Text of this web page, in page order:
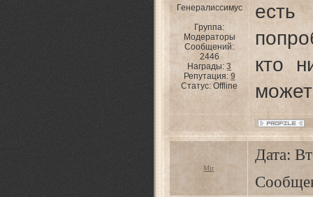
Генералиссимус
Группа:
Модераторы
Сообщений:
2446
Награды:3
Репутация: 9
Статус:Offline
кто
Mir
Дата: